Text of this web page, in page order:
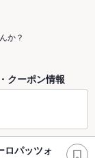
か？
クーポン情報
ロパッツォ